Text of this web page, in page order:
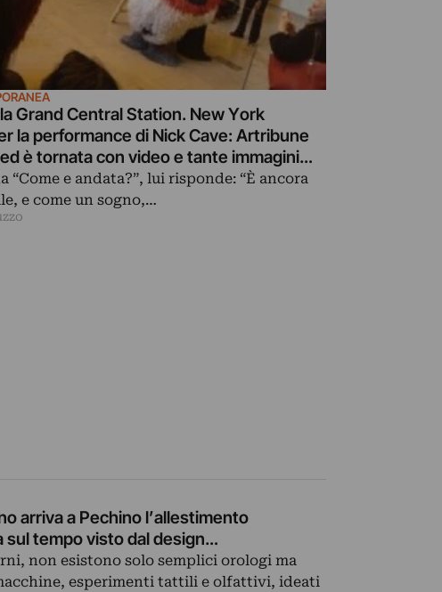
Grand Central Station. New York
la performance di Nick Cave: Artribune
è tornata con video e tante immagini…
“Come e andata?”, lui risponde: “È ancora
e come un sogno,…
arriva a Pechino l’allestimento
sul tempo visto dal design…
non esistono solo semplici orologi ma
esperimenti tattili e olfattivi, ideati